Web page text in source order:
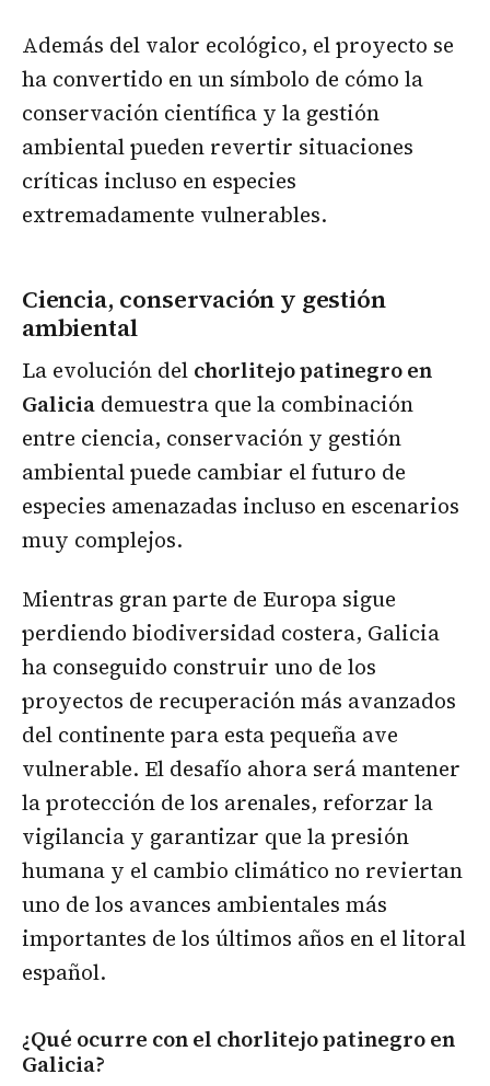
Además del valor ecológico, el proyecto se
ha convertido en un símbolo de cómo la
conservación científica y la gestión
ambiental pueden revertir situaciones
críticas incluso en especies
extremadamente vulnerables.
Ciencia, conservación y gestión
ambiental
La evolución del chorlitejo patinegro en
Galicia demuestra que la combinación
entre ciencia, conservación y gestión
ambiental puede cambiar el futuro de
especies amenazadas incluso en escenarios
muy complejos.
Mientras gran parte de Europa sigue
perdiendo biodiversidad costera, Galicia
ha conseguido construir uno de los
proyectos de recuperación más avanzados
del continente para esta pequeña ave
vulnerable. El desafío ahora será mantener
la protección de los arenales, reforzar la
vigilancia y garantizar que la presión
humana y el cambio climático no reviertan
uno de los avances ambientales más
importantes de los últimos años en el litoral
español.
¿Qué ocurre con el chorlitejo patinegro en
Galicia?